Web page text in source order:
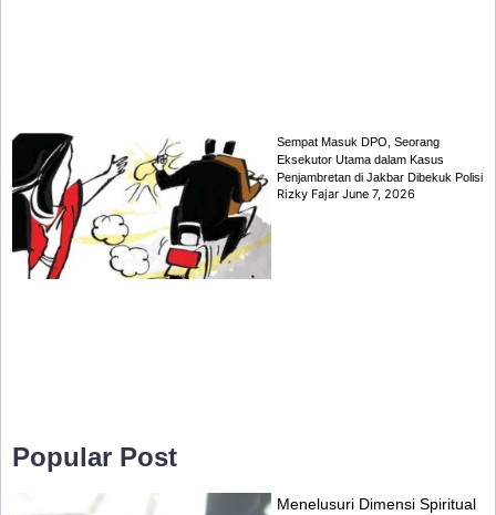
Sempat Masuk DPO, Seorang
Eksekutor Utama dalam Kasus
Penjambretan di Jakbar Dibekuk Polisi
Rizky FajarJune 7, 2026
Popular Post
Menelusuri Dimensi Spiritual